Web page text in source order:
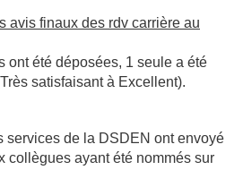
avis finaux des rdv carrière au
ont été déposées, 1 seule a été
satisfaisant à Excellent).
services de la DSDEN ont envoyé
collègues ayant été nommés sur